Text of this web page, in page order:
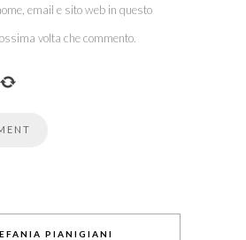
email e sito web in questo
volta che commento.
PIANIGIANI